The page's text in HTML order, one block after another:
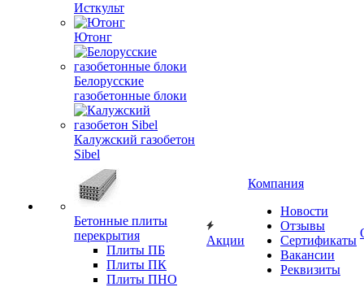
Исткульт
Ютонг
Белорусские
газобетонные блоки
Калужский газобетон
Sibel
Бетонные плиты
перекрытия
Плиты ПБ
Плиты ПК
Плиты ПНО
Акции
Компания
Новости
Отзывы
Сертификаты
Вакансии
Реквизиты